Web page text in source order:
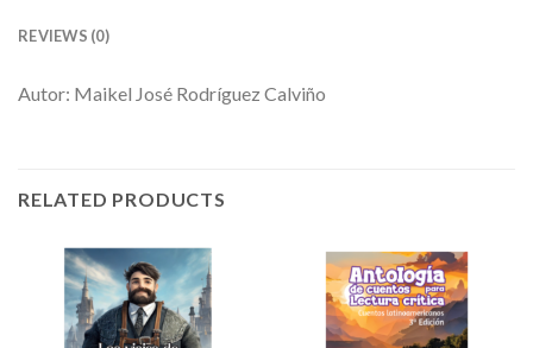
REVIEWS (0)
Autor: Maikel José Rodríguez Calviño
RELATED PRODUCTS